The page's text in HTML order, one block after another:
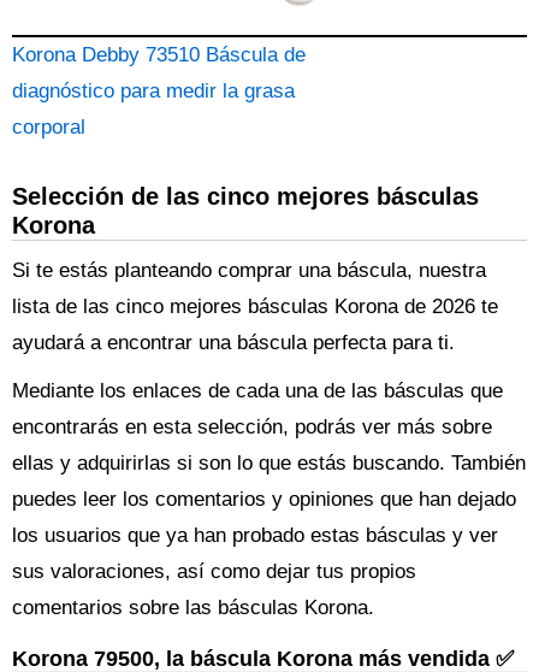
Korona Debby 73510 Báscula de
diagnóstico para medir la grasa
corporal
Selección de las cinco mejores básculas
Korona
Si te estás planteando comprar una báscula, nuestra
lista de las cinco mejores básculas Korona de 2026 te
ayudará a encontrar una báscula perfecta para ti.
Mediante los enlaces de cada una de las básculas que
encontrarás en esta selección, podrás ver más sobre
ellas y adquirirlas si son lo que estás buscando. También
puedes leer los comentarios y opiniones que han dejado
los usuarios que ya han probado estas básculas y ver
sus valoraciones, así como dejar tus propios
comentarios sobre las básculas Korona.
Korona 79500, la báscula Korona más vendida ✅